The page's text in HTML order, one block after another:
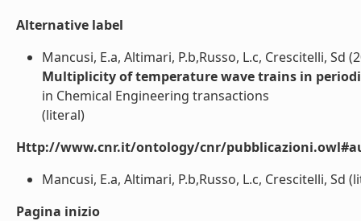
Alternative label
Mancusi, E.a, Altimari, P.b,Russo, L.c, Crescitelli, Sd
Multiplicity of temperature wave trains in
in Chemical Engineering transactions
(literal)
Http://www.cnr.it/ontology/cnr/
Mancusi, E.a, Altimari, P.b,Russo, L.c, Crescitelli, Sd
Pagina inizio